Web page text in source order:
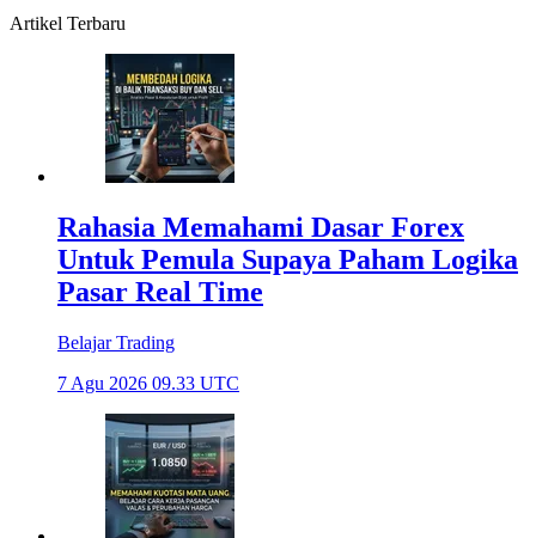
Artikel Terbaru
Rahasia Memahami Dasar Forex
Untuk Pemula Supaya Paham Logika
Pasar Real Time
Belajar Trading
7 Agu 2026 09.33 UTC